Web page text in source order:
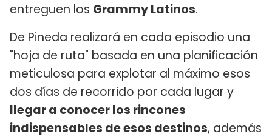
entreguen los Grammy Latinos.
De Pineda realizará en cada episodio una
"hoja de ruta" basada en una planificación
meticulosa para explotar al máximo esos
dos días de recorrido por cada lugar y
llegar a conocer los rincones
indispensables de esos destinos, además